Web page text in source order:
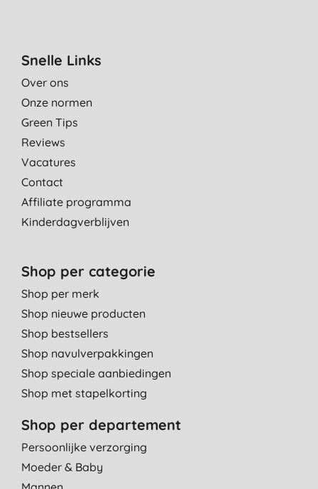
Snelle Links
Over ons
Onze normen
Green Tips
Reviews
Vacatures
Contact
Affiliate programma
Kinderdagverblijven
Shop per categorie
Shop per merk
Shop nieuwe producten
Shop bestsellers
Shop navulverpakkingen
Shop speciale aanbiedingen
Shop met stapelkorting
Shop per departement
Persoonlijke verzorging
Moeder & Baby